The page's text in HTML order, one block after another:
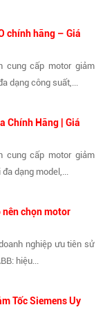
chính hãng – Giá
cung cấp motor giảm
dạng công suất,...
Chính Hãng | Giá
cung cấp motor giảm
dạng model,...
nên chọn motor
nghiệp ưu tiên sử
hiệu...
Tốc Siemens Uy